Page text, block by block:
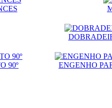
90º
ENGENHO